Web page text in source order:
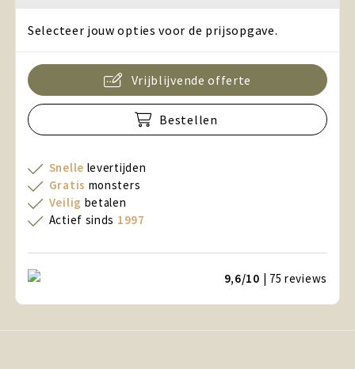
Selecteer jouw opties voor de prijsopgave.
Vrijblijvende offerte
Bestellen
Snelle levertijden
Gratis monsters
Veilig betalen
Actief sinds 1997
9,6/10 | 75reviews